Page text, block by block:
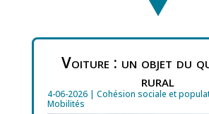
Voiture : un objet du
rural
4-06-2026| Cohésion sociale et
Mobilités